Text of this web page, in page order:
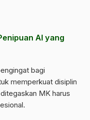
AI yang
bagi
memperkuat disiplin
MK harus